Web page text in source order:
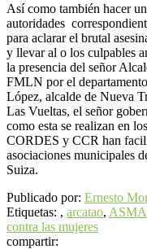
Así como también hacer
autoridades
para aclarar el brutal
y llevar al o los culpables
la presencia del señor
FMLN por el
López, alcalde de Nueva
Las Vueltas, el señor
como esta se realizan en
CORDES y CCR han
asociaciones municipales
Suiza.
Publicado por: Ernesto
Etiquetas: , arcatao,
contra las mujeres
compartir: